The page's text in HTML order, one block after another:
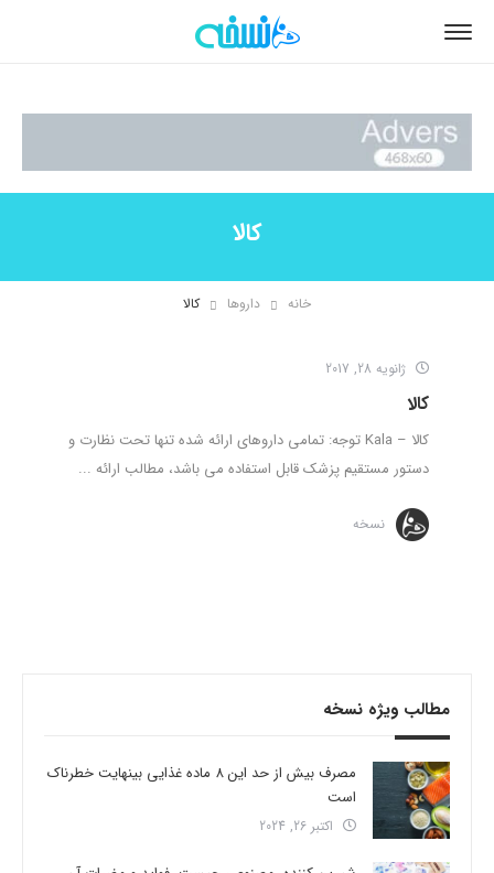
کالا
خانه داروها کالا
ژانویه 28, 2017
کالا
کالا – Kala توجه: تمامی داروهای ارائه شده تنها تحت نظارت و
دستور مستقیم پزشک قابل استفاده می باشد، مطالب ارائه ...
نسخه
مطالب ویژه نسخه
مصرف بیش از حد این 8 ماده غذایی بینهایت خطرناک
است
اکتبر 26, 2024